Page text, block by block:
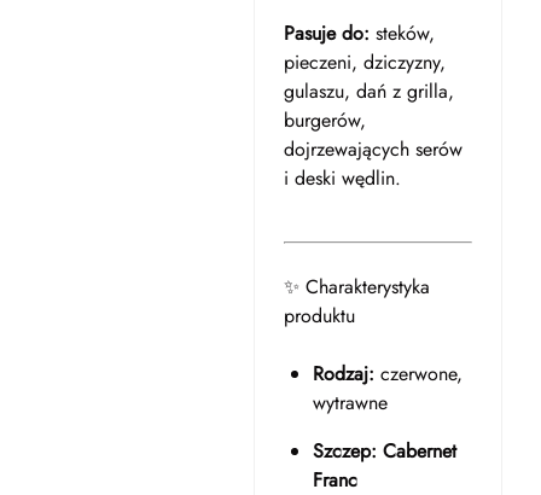
Pasuje do: steków,
pieczeni, dziczyzny,
gulaszu, dań z grilla,
burgerów,
dojrzewających serów
i deski wędlin.
✨ Charakterystyka
produktu
Rodzaj: czerwone,
wytrawne
Szczep: Cabernet
Franc